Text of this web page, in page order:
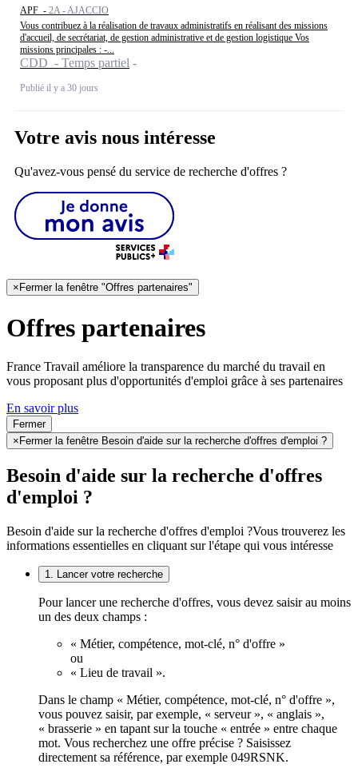
APF - 2A - AJACCIO
Vous contribuez à la réalisation de travaux administratifs en réalisant des missions
d'accueil, de secrétariat, de gestion administrative et de gestion logistique Vos
missions principales : -...
CDD - Temps partiel
Publié il y a 30 jours
Votre avis nous intéresse
Qu'avez-vous pensé du service de recherche d'offres ?
× Fermer la fenêtre "Offres partenaires"
Offres partenaires
France Travail améliore la transparence du marché du travail en
vous proposant plus d'opportunités d'emploi grâce à ses partenaires
En savoir plus
Fermer
× Fermer la fenêtre Besoin d'aide sur la recherche d'offres d'emploi ?
Besoin d'aide sur la recherche d'offres
d'emploi ?
Besoin d'aide sur la recherche d'offres d'emploi ?Vous trouverez les
informations essentielles en cliquant sur l'étape qui vous intéresse
1. Lancer votre recherche
Pour lancer une recherche d'offres, vous devez saisir au moins
un des deux champs :
« Métier, compétence, mot-clé, n° d'offre »
ou
« Lieu de travail ».
Dans le champ « Métier, compétence, mot-clé, n° d'offre »,
vous pouvez saisir, par exemple, « serveur », « anglais »,
« brasserie » en tapant sur la touche « entrée » entre chaque
mot. Vous recherchez une offre précise ? Saisissez
directement sa référence, par exemple 049RSNK.